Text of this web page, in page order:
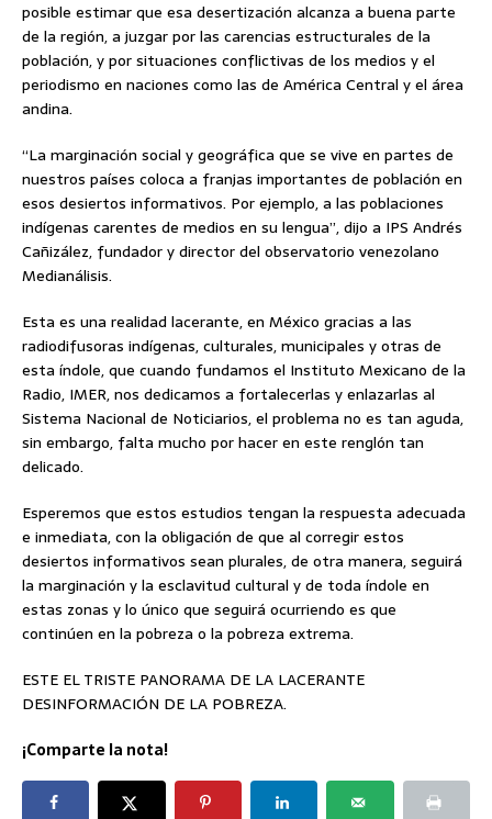
posible estimar que esa desertización alcanza a buena parte
de la región, a juzgar por las carencias estructurales de la
población, y por situaciones conflictivas de los medios y el
periodismo en naciones como las de América Central y el área
andina.
“La marginación social y geográfica que se vive en partes de
nuestros países coloca a franjas importantes de población en
esos desiertos informativos. Por ejemplo, a las poblaciones
indígenas carentes de medios en su lengua”, dijo a IPS Andrés
Cañizález, fundador y director del observatorio venezolano
Medianálisis.
Esta es una realidad lacerante, en México gracias a las
radiodifusoras indígenas, culturales, municipales y otras de
esta índole, que cuando fundamos el Instituto Mexicano de la
Radio, IMER, nos dedicamos a fortalecerlas y enlazarlas al
Sistema Nacional de Noticiarios, el problema no es tan aguda,
sin embargo, falta mucho por hacer en este renglón tan
delicado.
Esperemos que estos estudios tengan la respuesta adecuada
e inmediata, con la obligación de que al corregir estos
desiertos informativos sean plurales, de otra manera, seguirá
la marginación y la esclavitud cultural y de toda índole en
estas zonas y lo único que seguirá ocurriendo es que
continúen en la pobreza o la pobreza extrema.
ESTE EL TRISTE PANORAMA DE LA LACERANTE
DESINFORMACIÓN DE LA POBREZA.
¡Comparte la nota!